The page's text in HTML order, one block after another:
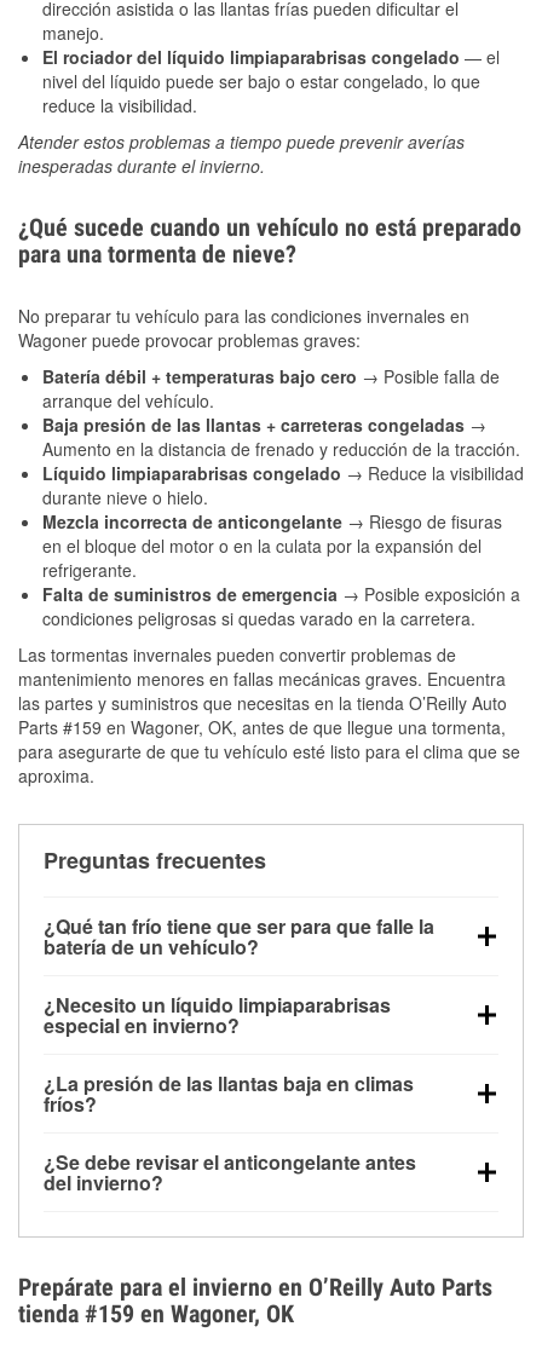
dirección asistida o las llantas frías pueden dificultar el
manejo.
El rociador del líquido limpiaparabrisas congelado — el
nivel del líquido puede ser bajo o estar congelado, lo que
reduce la visibilidad.
Atender estos problemas a tiempo puede prevenir averías
inesperadas durante el invierno.
¿Qué sucede cuando un vehículo no está preparado
para una tormenta de nieve?
No preparar tu vehículo para las condiciones invernales en
Wagoner puede provocar problemas graves:
Batería débil + temperaturas bajo cero → Posible falla de
arranque del vehículo.
Baja presión de las llantas + carreteras congeladas →
Aumento en la distancia de frenado y reducción de la tracción.
Líquido limpiaparabrisas congelado → Reduce la visibilidad
durante nieve o hielo.
Mezcla incorrecta de anticongelante → Riesgo de fisuras
en el bloque del motor o en la culata por la expansión del
refrigerante.
Falta de suministros de emergencia → Posible exposición a
condiciones peligrosas si quedas varado en la carretera.
Las tormentas invernales pueden convertir problemas de
mantenimiento menores en fallas mecánicas graves. Encuentra
las partes y suministros que necesitas en la tienda O’Reilly Auto
Parts #159 en Wagoner, OK, antes de que llegue una tormenta,
para asegurarte de que tu vehículo esté listo para el clima que se
aproxima.
Preguntas frecuentes
¿Qué tan frío tiene que ser para que falle la
batería de un vehículo?
debajo de los 32 °F y puede perder hasta la mitad de
su potencia de arranque cerca de los 0 °F, lo que
arranque.
¿Necesito un líquido limpiaparabrisas
especial en invierno?
la congelación y ayuda a disolver la sal y la nieve
derretida en la carretera para mejorar la visibilidad.
¿La presión de las llantas baja en climas
fríos?
alrededor de 1 PSI por cada 10 °F que baja la
temperatura. Puedes obtener más información sobre
¿Se debe revisar el anticongelante antes
del invierno?
el sobrecalentamiento en condiciones de frío
extremo. Aprende cómo comprobar la protección
anticongelante en nuestra sección How-To.
Prepárate para el invierno en O’Reilly Auto Parts
tienda #159 en Wagoner, OK